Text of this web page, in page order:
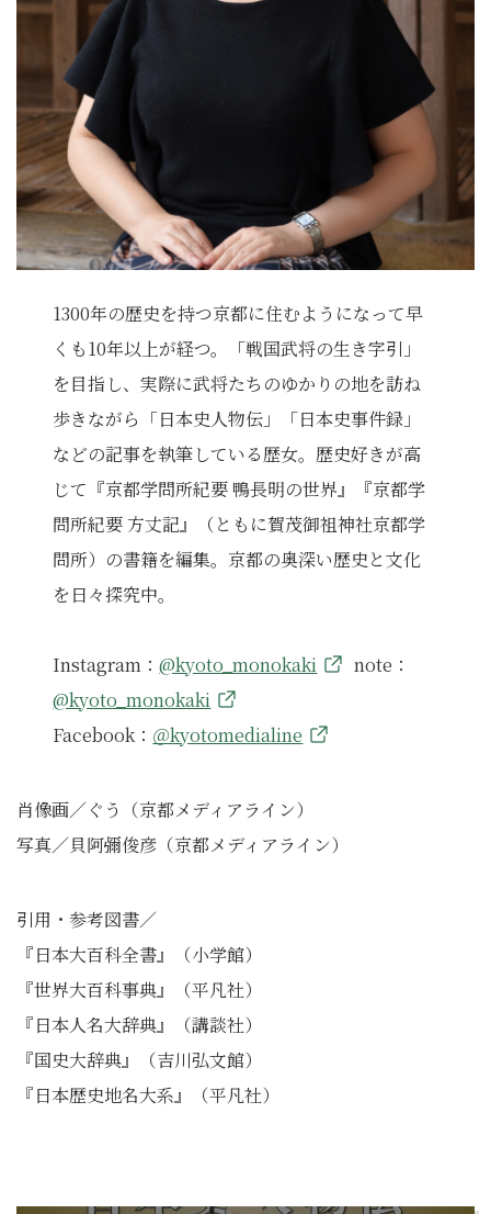
1300年の歴史を持つ京都に住むようになって早
くも10年以上が経つ。「戦国武将の生き字引」
を目指し、実際に武将たちのゆかりの地を訪ね
歩きながら「日本史人物伝」「日本史事件録」
などの記事を執筆している歴女。歴史好きが高
じて『京都学問所紀要 鴨長明の世界』『京都学
問所紀要 方丈記』（ともに賀茂御祖神社京都学
問所）の書籍を編集。京都の奥深い歴史と文化
を日々探究中。
Instagram：@kyoto_monokaki
note：
@kyoto_monokaki
Facebook： ＠kyotomedialine
肖像画／ぐう（京都メディアライン）
写真／貝阿彌俊彦（京都メディアライン）
引用・参考図書／
『日本大百科全書』（小学館）
『世界大百科事典』（平凡社）
『日本人名大辞典』（講談社）
『国史大辞典』（吉川弘文館）
『日本歴史地名大系』（平凡社）